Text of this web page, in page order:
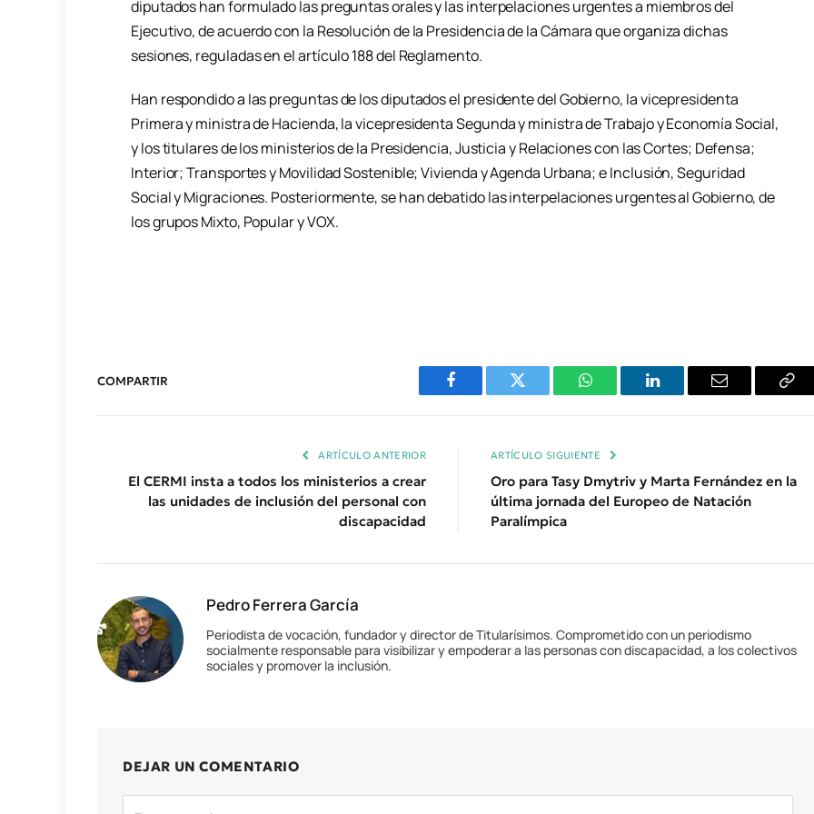
diputados han formulado las preguntas orales y las interpelaciones urgentes a miembros del
Ejecutivo, de acuerdo con la Resolución de la Presidencia de la Cámara que organiza dichas
sesiones, reguladas en el artículo 188 del Reglamento.
Han respondido a las preguntas de los diputados el presidente del Gobierno, la vicepresidenta
Primera y ministra de Hacienda, la vicepresidenta Segunda y ministra de Trabajo y Economía Social,
y los titulares de los ministerios de la Presidencia, Justicia y Relaciones con las Cortes; Defensa;
Interior; Transportes y Movilidad Sostenible; Vivienda y Agenda Urbana; e Inclusión, Seguridad
Social y Migraciones. Posteriormente, se han debatido las interpelaciones urgentes al Gobierno, de
los grupos Mixto, Popular y VOX.
COMPARTIR
Facebook Twitter WhatsAppLinkedIn Email
ARTÍCULO ANTERIOR
El CERMI insta a todos los ministerios a crear
las unidades de inclusión del personal con
discapacidad
ARTÍCULO SIGUIENTE
Oro para Tasy Dmytriv y Marta Fernández en la
última jornada del Europeo de Natación
Paralímpica
Pedro Ferrera García
Periodista de vocación, fundador y director de Titularísimos. Comprometido con un periodismo
socialmente responsable para visibilizar y empoderar a las personas con discapacidad, a los colectivos
sociales y promover la inclusión.
DEJAR UN COMENTARIO